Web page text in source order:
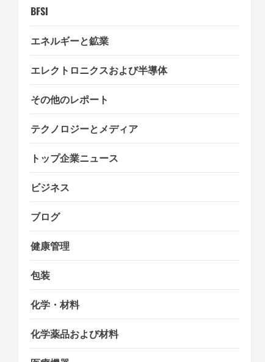
n
BFSI
エネルギーと鉱業
エレクトロニクスおよび半導体
その他のレポート
テクノロジーとメディア
トップ企業ニュース
ビジネス
ブログ
健康管理
包装
化学・材料
化学薬品および材料